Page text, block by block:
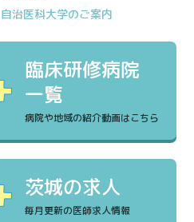
自治医科大学のご案内
臨床研修病院
一覧
病院や地域の紹介動画はこちら
茨城の求人
毎月更新の医師求人情報